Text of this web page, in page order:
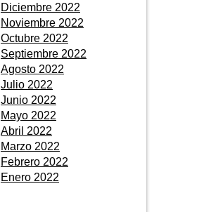
Diciembre 2022
Noviembre 2022
Octubre 2022
Septiembre 2022
Agosto 2022
Julio 2022
Junio 2022
Mayo 2022
Abril 2022
Marzo 2022
Febrero 2022
Enero 2022